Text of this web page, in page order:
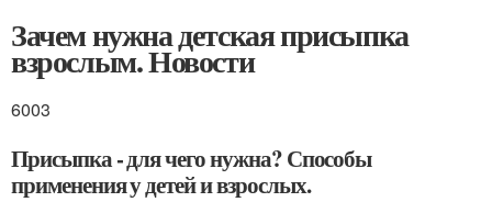
Зачем нужна детская присыпка
взрослым. Новости
6003
Присыпка - для чего нужна? Способы
применения у детей и взрослых.